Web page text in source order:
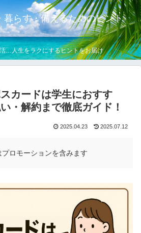
暮らす・備えるためのヒント
…人生をラクにするヒントをお届け
スカードは学生におすす
・解約まで徹底ガイド！
2025.04.23 2025.07.12
プロモーションを含みます